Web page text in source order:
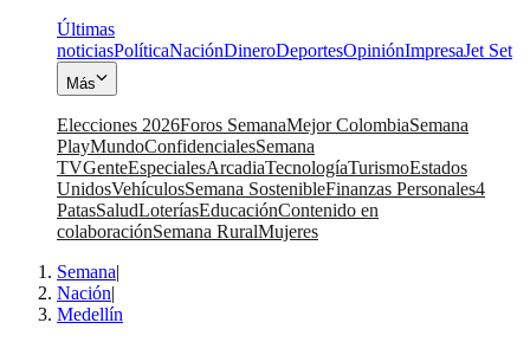
Últimas
noticiasPolíticaNaciónDineroDeportesOpiniónImpresaJet Set
Más
Elecciones 2026Foros SemanaMejor ColombiaSemana
PlayMundoConfidencialesSemana
TVGenteEspecialesArcadiaTecnologíaTurismoEstados
UnidosVehículosSemana SostenibleFinanzas Personales4
PatasSaludLoteríasEducaciónContenido en
colaboraciónSemana RuralMujeres
Semana|
Nación|
Medellín